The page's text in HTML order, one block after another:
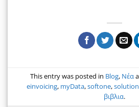
This entry was posted in Blog, Νέα
einvoicing, myData,softone,
βιβλια.